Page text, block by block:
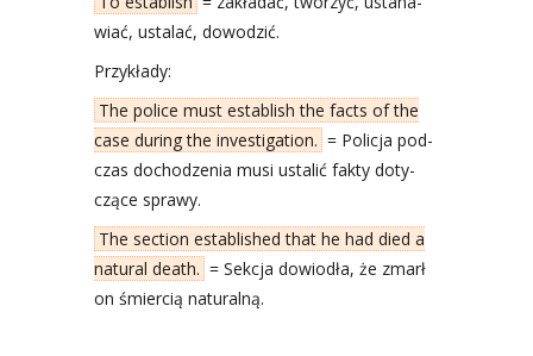
wiać, usta­lać, dowo­dzić.
Przy­kła­dy:
The poli­ce must esta­blish the facts of the
case during the inve­sti­ga­tion. = Poli­cja pod­
czas docho­dze­nia musi usta­lić fak­ty doty­
czą­ce spra­wy.
The sec­tion esta­bli­shed that he had died a
natu­ral death. = Sek­cja dowio­dła, że zmarł
on śmier­cią natu­ral­ną.